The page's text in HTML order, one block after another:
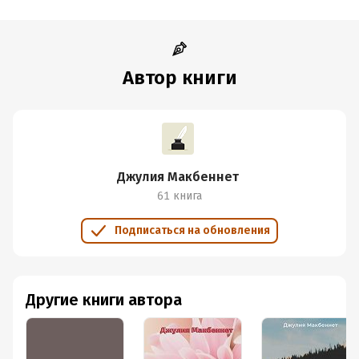
Автор книги
Джулия Макбеннет
61 книга
Подписаться на обновления
Другие книги автора